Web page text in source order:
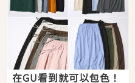
在GU看到就可以包色！